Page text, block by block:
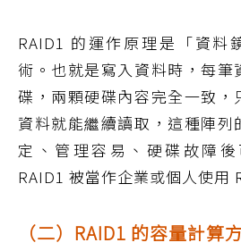
RAID1 的運作原理是「資料
術。也就是寫入資料時，每筆
碟，兩顆硬碟內容完全一致，
資料就能繼續讀取，這種陣
定、管理容易、硬碟故障
RAID1 被當作企業或個人使用
（二）RAID1 的容量計算